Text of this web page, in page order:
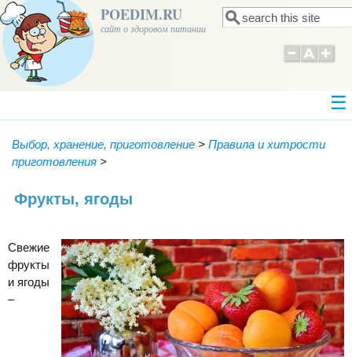
POEDIM.RU
сайт о здоровом питании Форма поиска
Поиск
Выбор, хранение, приготовление > Правила и хитрости
приготовления >
Фрукты, ягоды
Свежие
фрукты
и ягоды
–